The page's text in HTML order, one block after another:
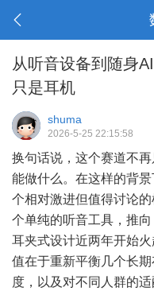
从听音设备到随身
只是耳机
shuma
2026-5-25 22:15:58
换句话说，这个赛道不
能做什么。在这样的背
个相对激进但值得讨论
个单纯的听音工具，推向
耳夹式设计近两年开始
值在于重新平衡几个长
度，以及对不同人群的